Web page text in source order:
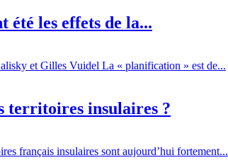
été les effets de la...
et Gilles Vuidel La « planification » est de...
territoires insulaires ?
français insulaires sont aujourd’hui fortement...